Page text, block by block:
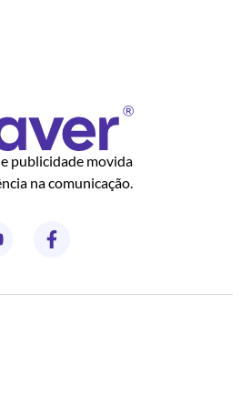
publicidade movida
na comunicação.